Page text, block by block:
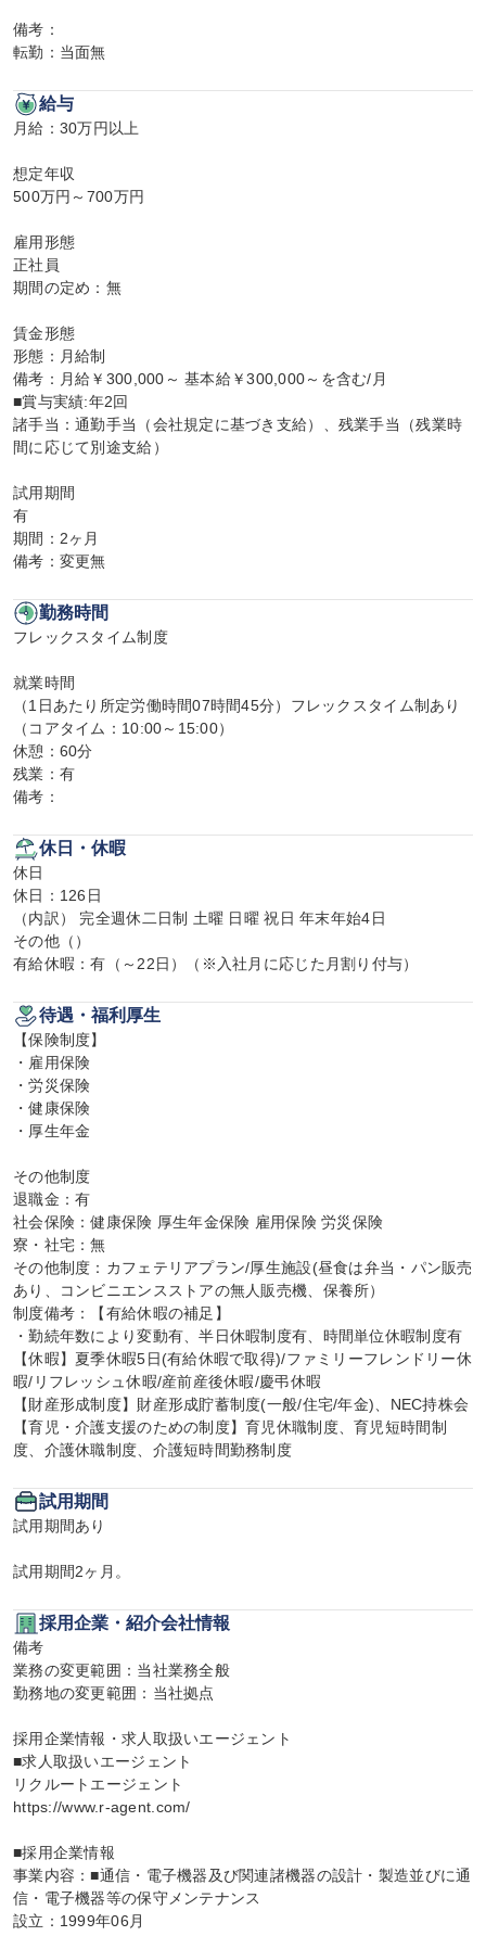
備考：
転勤：当面無
給与
月給：30万円以上
想定年収
500万円～700万円
雇用形態
正社員
期間の定め：無
賃金形態
形態：月給制
備考：月給￥300,000～ 基本給￥300,000～を含む/月
■賞与実績:年2回
諸手当：通勤手当（会社規定に基づき支給）、残業手当（残業時
間に応じて別途支給）
試用期間
有
期間：2ヶ月
備考：変更無
勤務時間
フレックスタイム制度
就業時間
（1日あたり所定労働時間07時間45分）フレックスタイム制あり
（コアタイム：10:00～15:00）
休憩：60分
残業：有
備考：
休日・休暇
休日
休日：126日
（内訳） 完全週休二日制 土曜 日曜 祝日 年末年始4日
その他（）
有給休暇：有（～22日）（※入社月に応じた月割り付与）
待遇・福利厚生
【保険制度】
・雇用保険
・労災保険
・健康保険
・厚生年金
その他制度
退職金：有
社会保険：健康保険 厚生年金保険 雇用保険 労災保険
寮・社宅：無
その他制度：カフェテリアプラン/厚生施設(昼食は弁当・パン販売
あり、コンビニエンスストアの無人販売機、保養所）
制度備考：【有給休暇の補足】
・勤続年数により変動有、半日休暇制度有、時間単位休暇制度有
【休暇】夏季休暇5日(有給休暇で取得)/ファミリーフレンドリー休
暇/リフレッシュ休暇/産前産後休暇/慶弔休暇
【財産形成制度】財産形成貯蓄制度(一般/住宅/年金)、NEC持株会
【育児・介護支援のための制度】育児休職制度、育児短時間制
度、介護休職制度、介護短時間勤務制度
試用期間
試用期間あり
試用期間2ヶ月。
採用企業・紹介会社情報
備考
業務の変更範囲：当社業務全般
勤務地の変更範囲：当社拠点
採用企業情報・求人取扱いエージェント
■求人取扱いエージェント
リクルートエージェント
https://www.r-agent.com/
■採用企業情報
事業内容：■通信・電子機器及び関連諸機器の設計・製造並びに通
信・電子機器等の保守メンテナンス
設立：1999年06月